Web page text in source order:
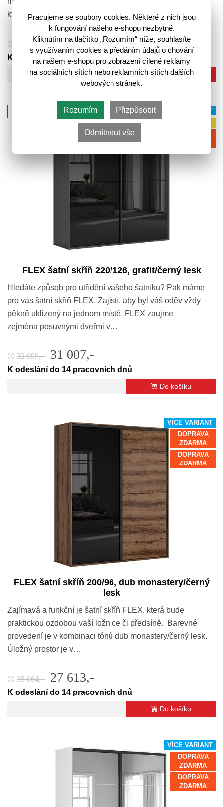
která splní vaše…
🛈 35 199,- 32 490,-
K odeslání do 14 pracovních dnů
Do košíku
VÍCE VARIANT
FLEX šatní skříň 220/126, grafit/černý lesk
Hledáte způsob pro utřídění vašeho šatníku? Pak máme
pro vás šatní skříň FLEX. Zajistí, aby byl váš oděv vždy
pěkně uklizený na jednom místě. FLEX zaujme
zejména posuvnými dveřmi v…
🛈 32 999,- 31 007,-
K odeslání do 14 pracovních dnů
Do košíku
VÍCE VARIANT
DOPRAVA
ZDARMA
DOPRAVA
ZDARMA
FLEX šatní skříň 200/96, dub monastery/černý
lesk
Zajímavá a funkční je šatní skříň FLEX, která bude
praktickou ozdobou vaší ložnice či předsíně. Barevné
provedení je v kombinaci tónů dub monastery/černý lesk.
Úložný prostor je v…
🛈 35 064,- 27 613,-
K odeslání do 14 pracovních dnů
Do košíku
VÍCE VARIANT
DOPRAVA
ZDARMA
DOPRAVA
ZDARMA
Pracujeme se soubory cookies. Některé z nich jsou
k fungování našeho e-shopu nezbytné.
Kliknutím na tlačítko „Rozumím“ níže, souhlasíte
s využívaním cookies a předáním údajů o chování
na našem e-shopu pro zobrazení cílené reklamy
na sociálních sítích nebo reklamních sítích dalších
webových stránek.
Rozumím Přizpůsobit
Odmítnout vše